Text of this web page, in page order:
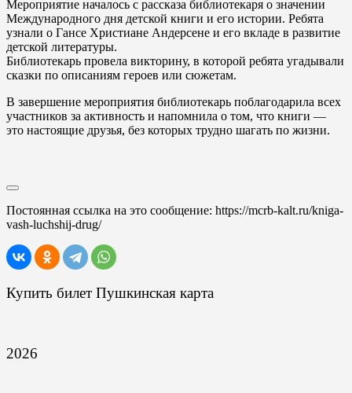
Мероприятие началось с рассказа библиотекаря о значении
Международного дня детской книги и его истории. Ребята
узнали о Гансе Христиане Андерсене и его вкладе в развитие
детской литературы.
Библиотекарь провела викторину, в которой ребята угадывали
сказки по описаниям героев или сюжетам.
В завершение мероприятия библиотекарь поблагодарила всех
участников за активность и напомнила о том, что книги —
это настоящие друзья, без которых трудно шагать по жизни.
Постоянная ссылка на это сообщение: https://mcrb-kalt.ru/kniga-
vash-luchshij-drug/
Купить билет Пушкинская карта
2026